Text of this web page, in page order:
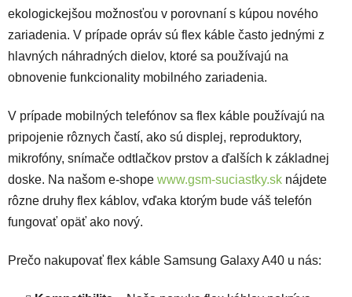
ekologickejšou možnosťou v porovnaní s kúpou nového
zariadenia. V prípade opráv sú flex káble často jednými z
hlavných náhradných dielov, ktoré sa používajú na
obnovenie funkcionality mobilného zariadenia.
V prípade mobilných telefónov sa flex káble používajú na
pripojenie rôznych častí, ako sú displej, reproduktory,
mikrofóny, snímače odtlačkov prstov a ďalších k základnej
doske. Na našom e-shope www.gsm-suciastky.sk nájdete
rôzne druhy flex káblov, vďaka ktorým bude váš telefón
fungovať opäť ako nový.
Prečo nakupovať flex káble Samsung Galaxy A40 u nás: